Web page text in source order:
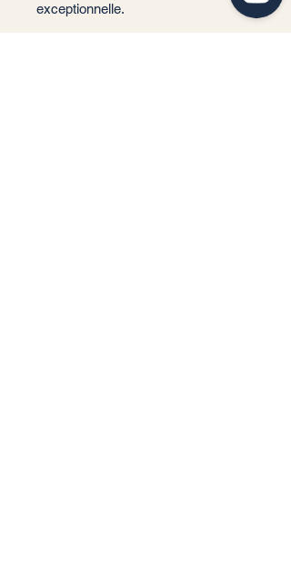
exceptionnelle.